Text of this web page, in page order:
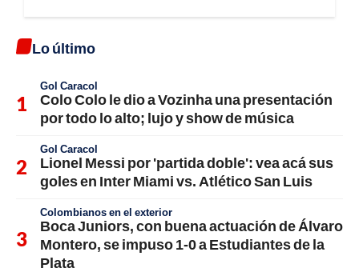
Lo último
Gol Caracol
Colo Colo le dio a Vozinha una presentación
por todo lo alto; lujo y show de música
Gol Caracol
Lionel Messi por 'partida doble': vea acá sus
goles en Inter Miami vs. Atlético San Luis
Colombianos en el exterior
Boca Juniors, con buena actuación de Álvaro
Montero, se impuso 1-0 a Estudiantes de la
Plata